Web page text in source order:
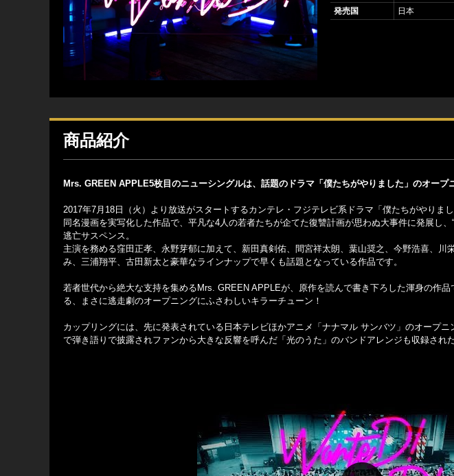
発売国
日本
商品紹介
Mrs. GREEN APPLE5枚目のニューシングルは、話題のドラマ「僕たちがやりました」のオープ
2017年7月18日（火）より放送がスタートするカンテレ・フジテレビ系ドラマ「僕たちがやりま
同名漫画を実写化した作品で、平凡な4人の若者たちが企てた復讐計画が思わぬ大事件に発展し
逃亡サスペンス。
主演を務める窪田正孝、永野芽郁に加えて、新田真剣佑、間宮祥太朗、葉山奨之、今野浩喜、川
み、三浦翔平、古田新太と豪華なラインナップで早くも話題となっている作品です。
若者世代から絶大な支持を集めるMrs. GREEN APPLEが、原作を読んで書き下ろした渾身の作
る、まさに逃走劇のオープニングにふさわしいキラーチューン！
カップリングには、先に発表されている日本テレビほかアニメ「ナナマル サンバツ」のオープ
で弾き語りで披露されファンから大きな反響を呼んだ「光のうた」のバンドアレンジも収録され